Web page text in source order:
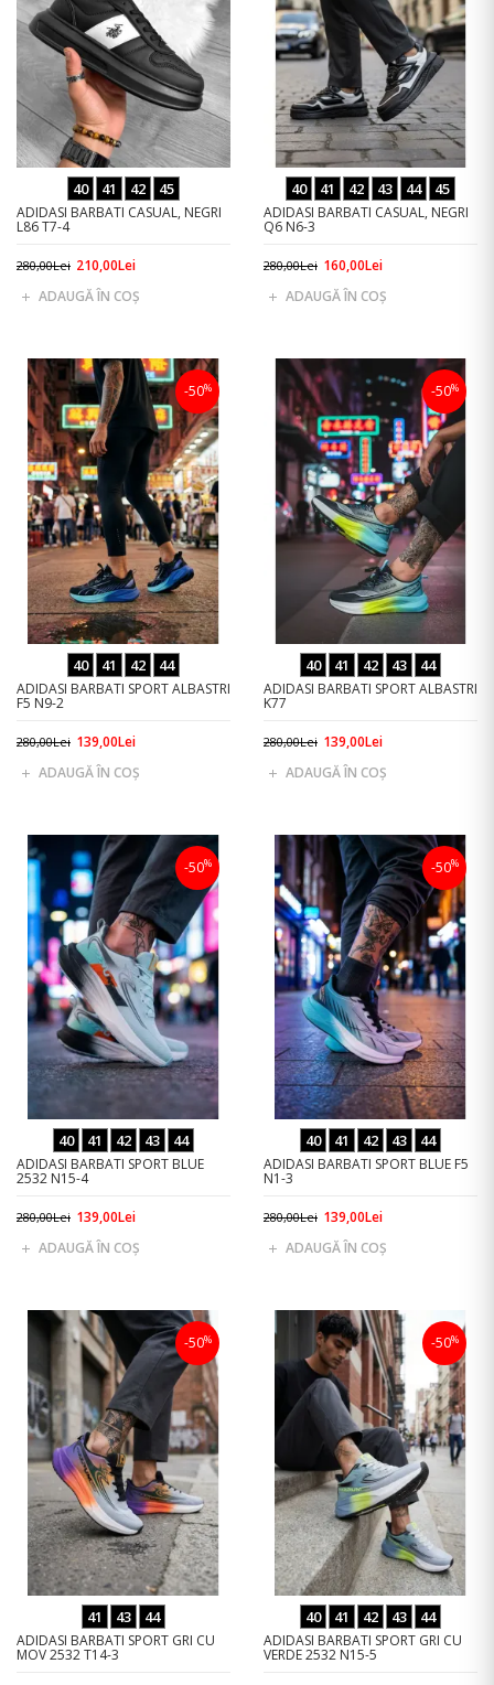
40 41 42 45
ADIDASI BARBATI CASUAL, NEGRI
L86 T7-4
280,00Lei 210,00Lei
ADAUGĂ ÎN COŞ
40 41 42 43 44 45
ADIDASI BARBATI CASUAL, NEGRI
Q6 N6-3
280,00Lei 160,00Lei
ADAUGĂ ÎN COŞ
-50%
40 41 42 44
ADIDASI BARBATI SPORT ALBASTRI
F5 N9-2
280,00Lei 139,00Lei
ADAUGĂ ÎN COŞ
-50%
40 41 42 43 44
ADIDASI BARBATI SPORT ALBASTRI
K77
280,00Lei 139,00Lei
ADAUGĂ ÎN COŞ
-50%
40 41 42 43 44
ADIDASI BARBATI SPORT BLUE
2532 N15-4
280,00Lei 139,00Lei
ADAUGĂ ÎN COŞ
-50%
40 41 42 43 44
ADIDASI BARBATI SPORT BLUE F5
N1-3
280,00Lei 139,00Lei
ADAUGĂ ÎN COŞ
-50%
41 43 44
ADIDASI BARBATI SPORT GRI CU
MOV 2532 T14-3
-50%
40 41 42 43 44
ADIDASI BARBATI SPORT GRI CU
VERDE 2532 N15-5